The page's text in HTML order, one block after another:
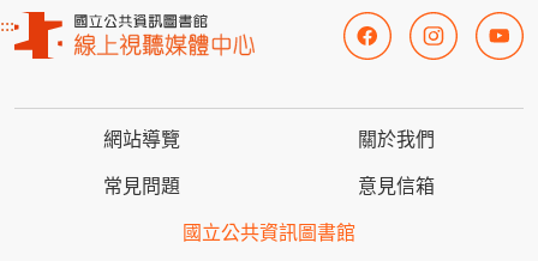
:::
網站導覽 關於我們
常見問題 意見信箱
國立公共資訊圖書館